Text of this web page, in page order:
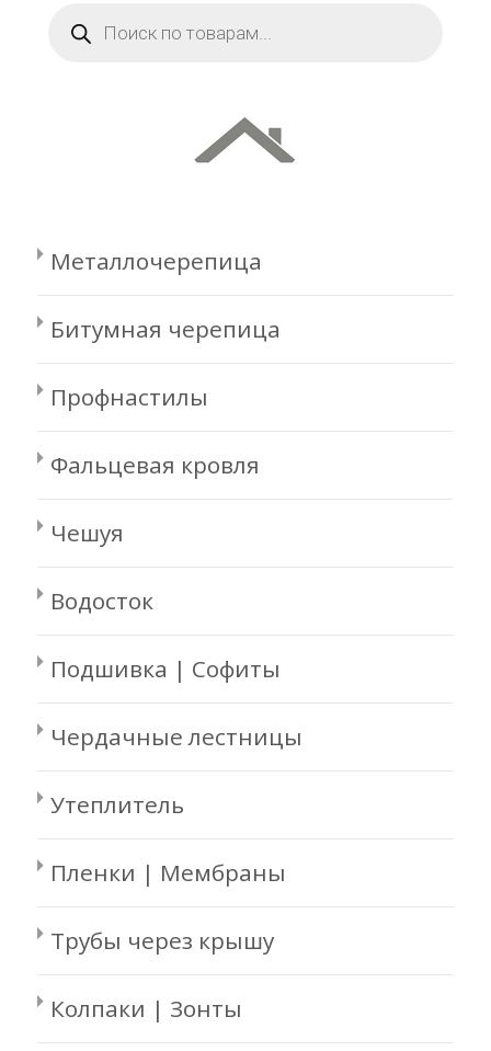
товаров
Металлочерепица
Битумная черепица
Профнастилы
Фальцевая кровля
Чешуя
Водосток
Подшивка | Софиты
Чердачные лестницы
Утеплитель
Пленки | Мембраны
Трубы через крышу
Колпаки | Зонты